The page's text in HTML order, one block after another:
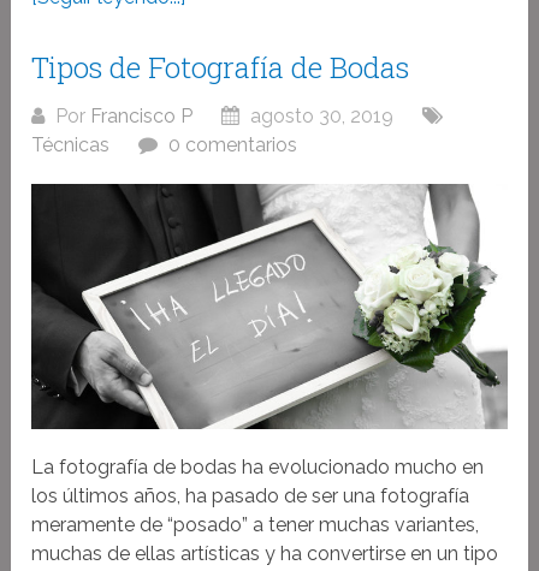
Tipos de Fotografía de Bodas
Por Francisco P
agosto 30, 2019
Técnicas
0 comentarios
La fotografía de bodas ha evolucionado mucho en
los últimos años, ha pasado de ser una fotografía
meramente de “posado” a tener muchas variantes,
muchas de ellas artísticas y ha convertirse en un tipo